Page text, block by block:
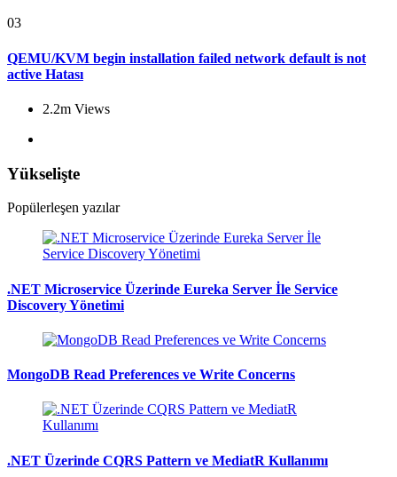
03
QEMU/KVM begin installation failed network default is not
active Hatası
2.2m Views
Yükselişte
Popülerleşen yazılar
.NET Microservice Üzerinde Eureka Server İle Service
Discovery Yönetimi
MongoDB Read Preferences ve Write Concerns
.NET Üzerinde CQRS Pattern ve MediatR Kullanımı